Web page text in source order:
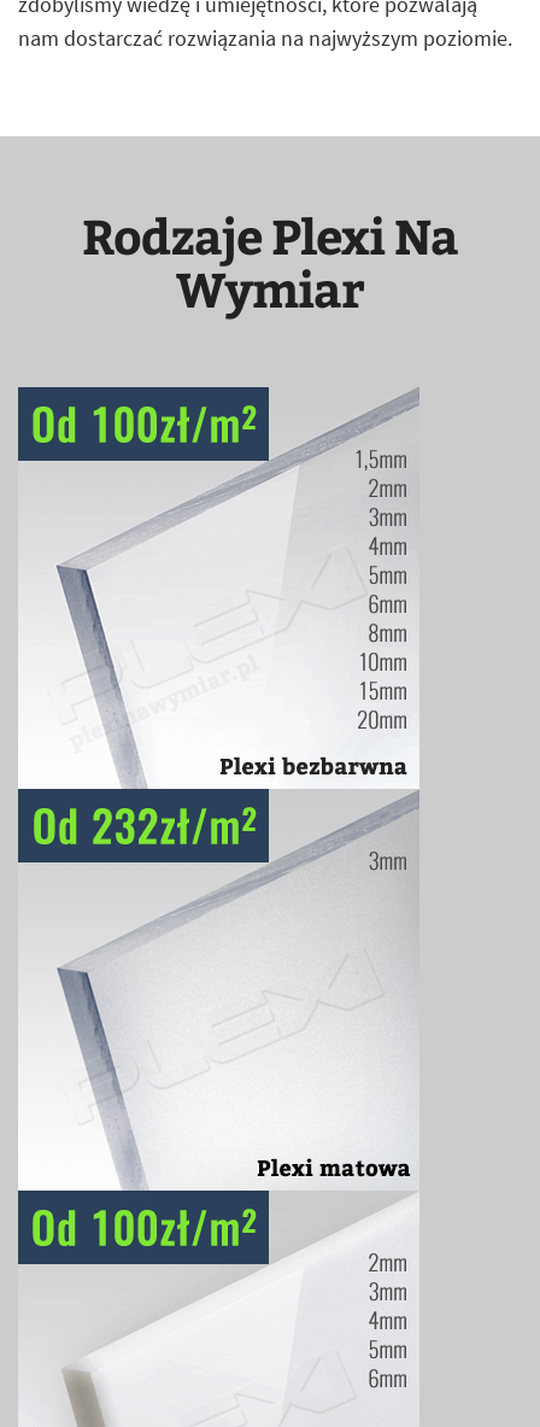
nam dostarczać rozwiązania na najwyższym poziomie.
Rodzaje Plexi Na
Wymiar